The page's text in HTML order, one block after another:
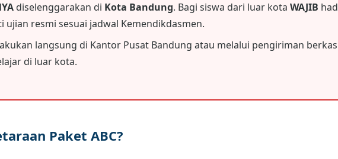
diselenggarakan di Kota Bandung. Bagi siswa dari luar kota WAJIB
resmi sesuai jadwal Kemendikdasmen.
langsung di Kantor Pusat Bandung atau melalui pengiriman berkas
di luar kota.
Paket ABC?